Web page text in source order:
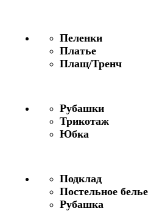
Пеленки
Платье
Плащ/Тренч
Рубашки
Трикотаж
Юбка
Подклад
Постельное белье
Рубашка